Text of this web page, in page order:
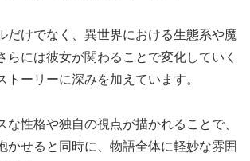
だけでなく、異世界における生態系や魔
らには彼女が関わることで変化していく
トーリーに深みを加えています。
な性格や独自の視点が描かれることで、
かせると同時に、物語全体に軽妙な雰囲